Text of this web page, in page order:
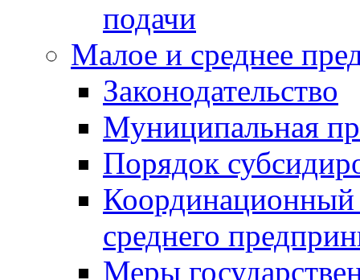
подачи
Малое и среднее
Законодательство
Муниципальная
Порядок
Координационный
среднего
Меры